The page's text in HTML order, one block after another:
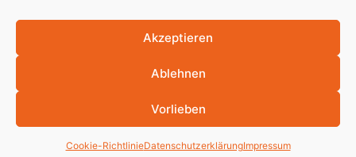
Akzeptieren
Ablehnen
Vorlieben
Cookie-RichtlinieDatenschutzerklärungImpressum